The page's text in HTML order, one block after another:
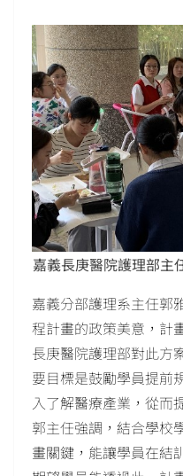
嘉義長庚醫院護理部主
嘉義分部護理系主任郭
程計畫的政策美意，計
長庚醫院護理部對此方
要目標是鼓勵學員提前
入了解醫療產業，從而
郭主任強調，結合學校
畫關鍵，能讓學員在結